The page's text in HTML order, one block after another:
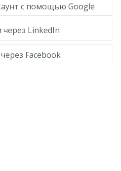
с помощью Google
через LinkedIn
Facebook